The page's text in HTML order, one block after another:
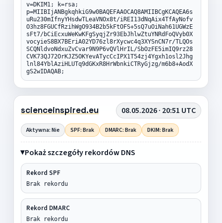
v=DKIM1; k=rsa;
p=MIIBIjANBgkqhkiG9w0BAQEFAAOCAQ8AMIIBCgKCAQEA6s
uRu230mIfnyYHsdwTLeaVNOx8t/iREI13dNqAix4TfAyNofv
O3hz8FGUCfRzihWgO934B2b5kFtOFS+5sQ7uOiNah61UGWzE
sFt7/bCiEcxuWeKwKFgSyqjZr93EbJhlwZtuYNRdFoQVyb0X
vocyieS8BX7BEriA02YD76zl8rXycwc4q3XYSnCN7r/TLQOs
SCQNldvoNdxuZvCvar9N9P6vQVlHrIL/SbOzFE5imIQ9rz28
CVK73QJ72OrKJZ5OKYevATycCcIPX1T54zj4Ygxh1osl2Jhg
lnl84YblAziHLUTq9dGKxR8HrWbnkiCTRyGjzg/m6b8+AodX
gS2wIDAQAB;
scienceinspired.eu 08.05.2026 · 20:51 UTC
Aktywna: Nie SPF: Brak DMARC: Brak DKIM: Brak
Pokaż szczegóły rekordów DNS
Rekord SPF
Brak rekordu
Rekord DMARC
Brak rekordu